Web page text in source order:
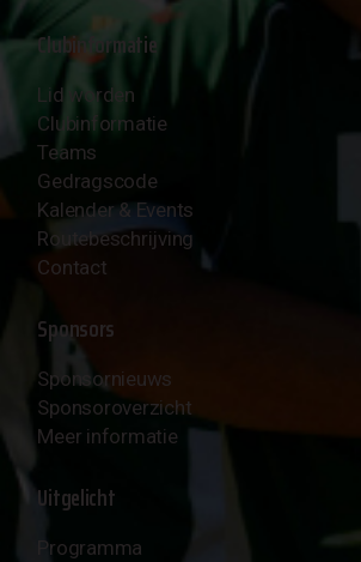
Clubinformatie
Lid worden
Clubinformatie
Teams
Gedragscode
Kalender & Events
Routebeschrijving
Contact
Sponsors
Sponsornieuws
Sponsoroverzicht
Meer informatie
Uitgelicht
Programma